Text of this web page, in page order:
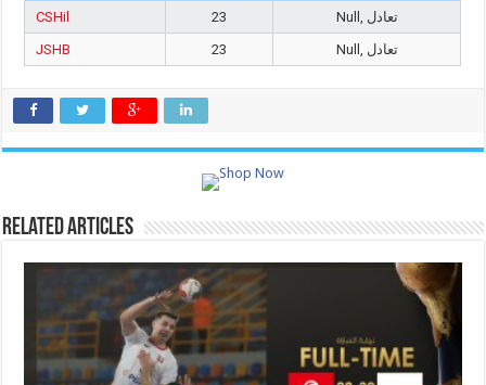
CSHil 23
Null, تعادل
JSHB
23 Null, تعادل
Related Articles